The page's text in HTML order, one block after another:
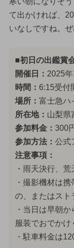
て出かければ、
いなしですね。
■初日の出鑑賞
開催日： 2025年
時間： 6:15受付
場所： 富士急ハ
所在地： 山梨県
参加料金： 300
参加方法： 公式
注意事項：
・雨天決行、荒
・撮影機材は
の、またはスト
・当日は早朝
服装でおでかけ
・駐車料金は